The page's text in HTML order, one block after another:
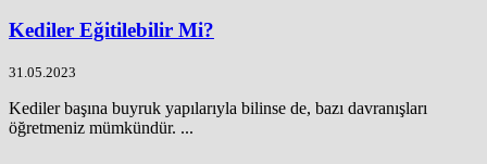
Kediler Eğitilebilir Mi?
31.05.2023
Kediler başına buyruk yapılarıyla bilinse de, bazı davranışları
öğretmeniz mümkündür. ...